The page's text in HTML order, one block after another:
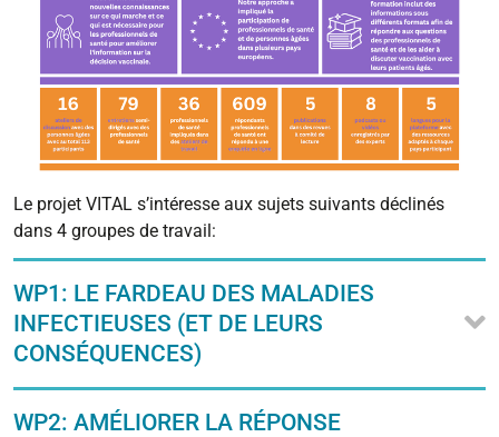
Le projet VITAL s’intéresse aux sujets suivants déclinés
dans 4 groupes de travail:
WP1: LE FARDEAU DES MALADIES
INFECTIEUSES (ET DE LEURS
CONSÉQUENCES)
WP2: AMÉLIORER LA RÉPONSE